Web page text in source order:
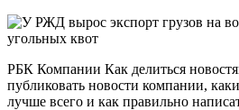
РБК Компании Как делиться
публиковать новости компании,
лучше всего и как правильно